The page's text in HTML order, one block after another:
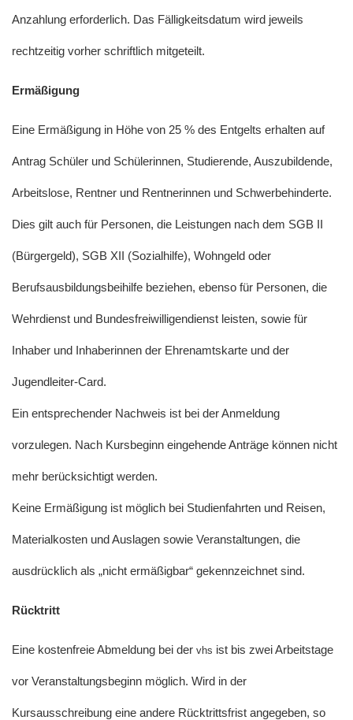
Anzahlung erforderlich. Das Fälligkeitsdatum wird jeweils
rechtzeitig vorher schriftlich mitgeteilt.
Ermäßigung
Eine Ermäßigung in Höhe von 25 % des Entgelts erhalten auf
Antrag Schüler und Schülerinnen, Studierende, Auszubildende,
Arbeitslose, Rentner und Rentnerinnen und Schwerbehinderte.
Dies gilt auch für Personen, die Leistungen nach dem SGB II
(Bürgergeld), SGB XII (Sozialhilfe), Wohngeld oder
Berufsausbildungsbeihilfe beziehen, ebenso für Personen, die
Wehrdienst und Bundesfreiwilligendienst leisten, sowie für
Inhaber und Inhaberinnen der Ehrenamtskarte und der
Jugendleiter-Card.
Ein entsprechender Nachweis ist bei der Anmeldung
vorzulegen. Nach Kursbeginn eingehende Anträge können nicht
mehr berücksichtigt werden.
Keine Ermäßigung ist möglich bei Studienfahrten und Reisen,
Materialkosten und Auslagen sowie Veranstaltungen, die
ausdrücklich als „nicht ermäßigbar“ gekennzeichnet sind.
Rücktritt
Eine kostenfreie Abmeldung bei der vhs ist bis zwei Arbeitstage
vor Veranstaltungsbeginn möglich. Wird in der
Kursausschreibung eine andere Rücktrittsfrist angegeben, so